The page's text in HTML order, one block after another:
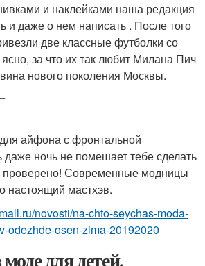
и наклейками наша редакция
и даже о нем написать . После того
две классные футболки со
за что их так любит Милана Пич
нового поколения Москвы.
айфона с фронтальной
даже ночь не помешает тебе сделать
проверено! Современные модницы
настоящий мастхэв.
novosti/na-chto-seychas-moda-
odezhde-osen-zima-20192020
для детей.